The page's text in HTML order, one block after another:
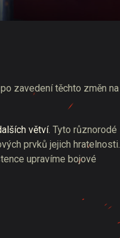
zavedení těchto změn na
větví. Tyto různorodé
prvků jejich hratelnosti.
upravíme bojové